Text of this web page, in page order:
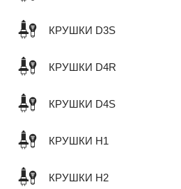
КРУШКИ D3S
КРУШКИ D4R
КРУШКИ D4S
КРУШКИ H1
КРУШКИ H2